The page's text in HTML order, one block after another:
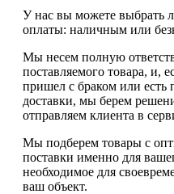
У нас вы можете выбрать
оплаты: наличным или
Мы несем полную
поставляемого товара, и,
пришел с браком или есть
доставки, мы берем
отправляем клиента в
Мы подберем товары с
поставки именно для
необходимое для
ваш объект.